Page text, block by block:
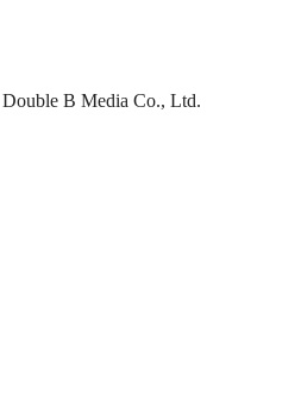
B Media Co., Ltd.